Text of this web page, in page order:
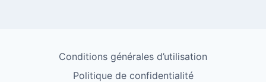
Conditions générales d’utilisation
Politique de confidentialité